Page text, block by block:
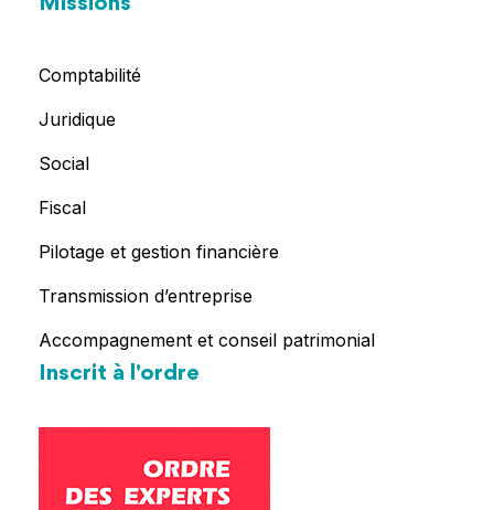
Comptabilité
Juridique
Social
Fiscal
Pilotage et gestion financière
Transmission d’entreprise
Accompagnement et conseil patrimonial
Inscrit à l'ordre